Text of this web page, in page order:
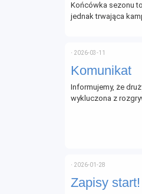
Końcówka sezonu
jednak trwająca
Komunikat
⋅ 2026-03-11
Informujemy, że
wykluczona z
Zapisy start!
⋅ 2026-01-28